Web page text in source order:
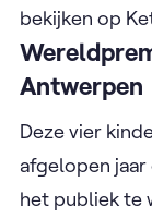
bekijken op
Antwerpen
Deze vier
afgelopen jaar
het publiek te